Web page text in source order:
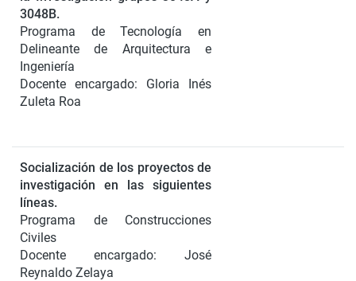
3048B.
Programa de Tecnología en
Delineante de Arquitectura e
Ingeniería
Docente encargado: Gloria Inés
Zuleta Roa
Socialización de los proyectos de
investigación en las siguientes
líneas.
Programa de Construcciones
Civiles
Docente encargado: José
Reynaldo Zelaya